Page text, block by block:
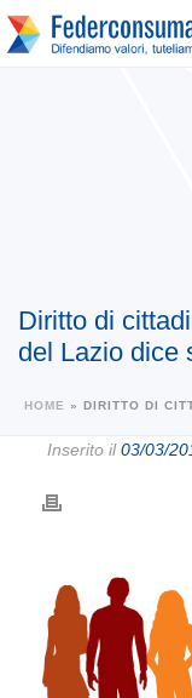
Diritto di
del Lazio dice
HOME » DIRITTO DI
Inserito il03/03/